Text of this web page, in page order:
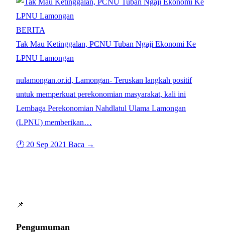
BERITA
Tak Mau Ketinggalan, PCNU Tuban Ngaji Ekonomi Ke
LPNU Lamongan
nulamongan.or.id, Lamongan- Teruskan langkah positif
untuk memperkuat perekonomian masyarakat, kali ini
Lembaga Perekonomian Nahdlatul Ulama Lamongan
(LPNU) memberikan…
🕐 20 Sep 2021 Baca →
📌
Pengumuman